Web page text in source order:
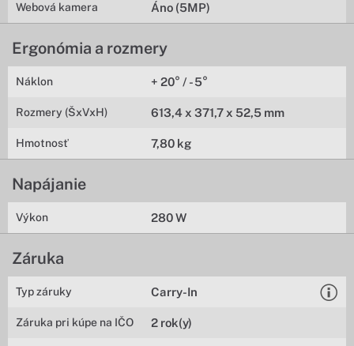
Webová kamera Áno (5MP)
Ergonómia a rozmery
Náklon + 20° / - 5°
Rozmery (ŠxVxH) 613,4 x 371,7 x 52,5 mm
Hmotnosť 7,80 kg
Napájanie
Výkon 280 W
Záruka
Typ záruky Carry-In
Záruka pri kúpe na IČO 2 rok(y)